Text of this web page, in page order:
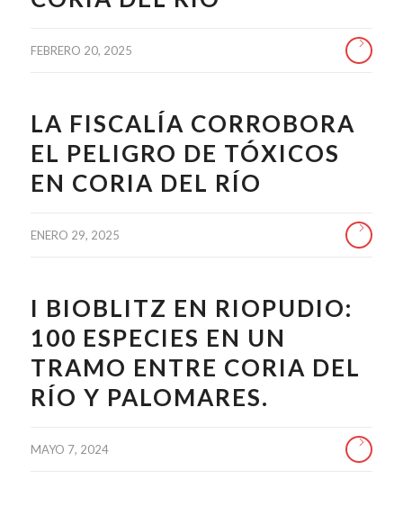
FEBRERO 20, 2025
LA FISCALÍA CORROBORA
EL PELIGRO DE TÓXICOS
EN CORIA DEL RÍO
ENERO 29, 2025
I BIOBLITZ EN RIOPUDIO:
100 ESPECIES EN UN
TRAMO ENTRE CORIA DEL
RÍO Y PALOMARES.
MAYO 7, 2024